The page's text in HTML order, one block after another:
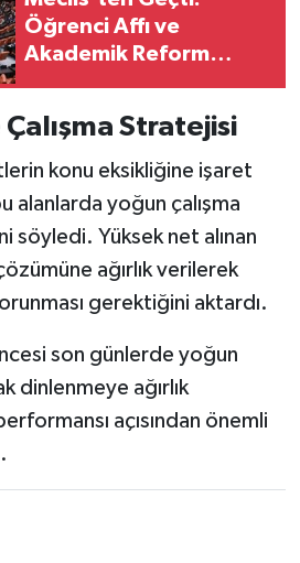
Öğrenci Affı ve
Akademik Reform
Stratejisi
konu eksikliğine işaret
yoğun çalışma
söyledi. Yüksek net alınan
ağırlık verilerek
gerektiğini aktardı.
son günlerde yoğun
dinlenmeye ağırlık
açısından önemli